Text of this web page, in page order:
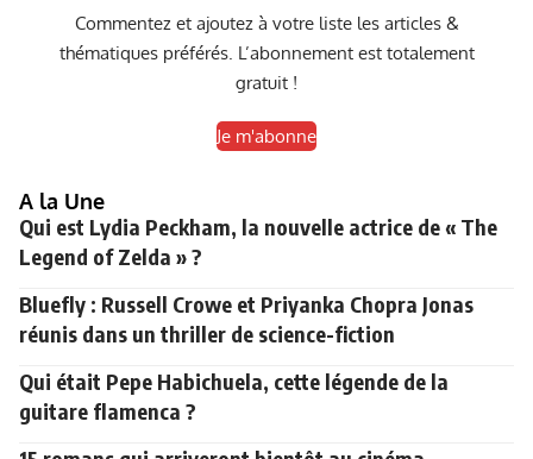
Commentez et ajoutez à votre liste les articles &
thématiques préférés. L’abonnement est totalement
gratuit !
Je m'abonne
A la Une
Qui est Lydia Peckham, la nouvelle actrice de « The
Legend of Zelda » ?
Bluefly : Russell Crowe et Priyanka Chopra Jonas
réunis dans un thriller de science-fiction
Qui était Pepe Habichuela, cette légende de la
guitare flamenca ?